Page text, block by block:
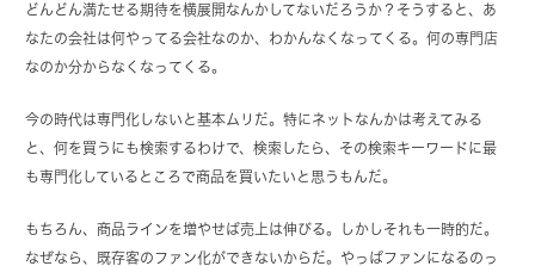
どんどん満たせる期待を横展開なんかしてないだろうか？そうすると、あ
なたの会社は何やってる会社なのか、わかんなくなってくる。何の専門店
なのか分からなくなってくる。
今の時代は専門化しないと基本ムリだ。特にネットなんかは考えてみる
と、何を買うにも検索するわけで、検索したら、その検索キーワードに最
も専門化しているところで商品を買いたいと思うもんだ。
もちろん、商品ラインを増やせば売上は伸びる。しかしそれも一時的だ。
なぜなら、既存客のファン化ができないからだ。やっぱファンになるのっ